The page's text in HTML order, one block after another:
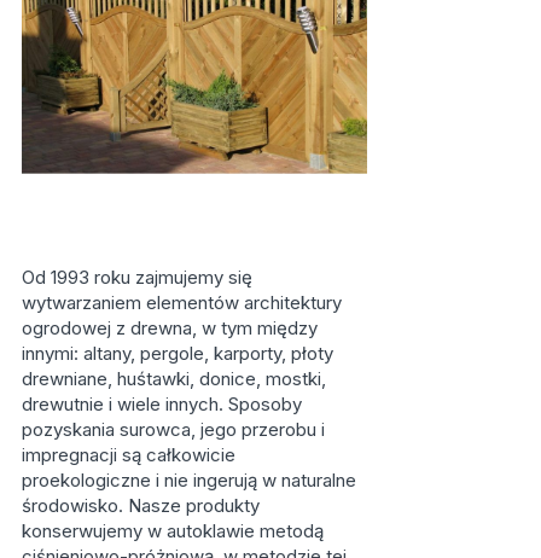
Od 1993 roku zajmujemy się
wytwarzaniem elementów architektury
ogrodowej z drewna, w tym między
innymi: altany, pergole, karporty, płoty
drewniane, huśtawki, donice, mostki,
drewutnie i wiele innych. Sposoby
pozyskania surowca, jego przerobu i
impregnacji są całkowicie
proekologiczne i nie ingerują w naturalne
środowisko. Nasze produkty
konserwujemy w autoklawie metodą